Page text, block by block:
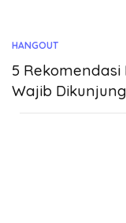
HANGOUT
5
Wajib